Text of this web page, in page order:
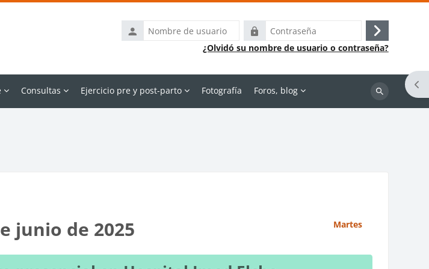
Nombre
de
Contraseña
Acceder
¿Olvidó su nombre de usuario o contraseña?
Consultas Ejercicio pre y post-parto Fotografía Foros, blog
Buscar
junio de 2025 Martes